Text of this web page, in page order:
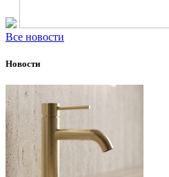
Все новости
Новости